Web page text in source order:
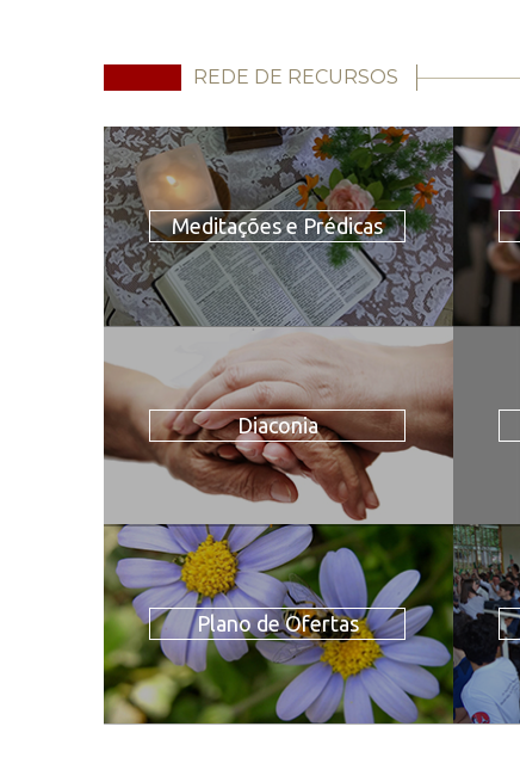
REDE DE RECURSOS
Meditações e Prédicas
Diaconia
Plano de Ofertas